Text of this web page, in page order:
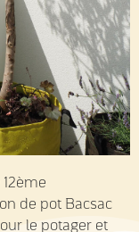
de pot Bacsac
le potager et